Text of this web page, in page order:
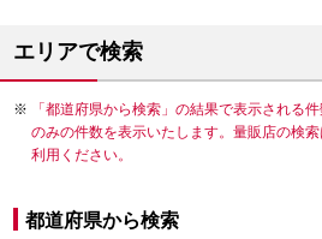
エリアで検索
「都道府県から検索」の結果で表示される
のみの件数を表示いたします。量販店の検
利用ください。
都道府県から検索